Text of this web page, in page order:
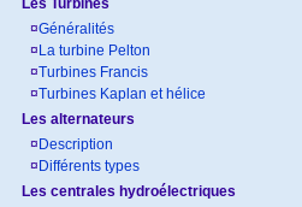
Les Turbines
¤Généralités
¤ La turbine Pelton
¤Turbines Francis
¤Turbines Kaplan et hélice
Les alternateurs
¤ Description
¤ Différents types
Les centrales hydroélectriques